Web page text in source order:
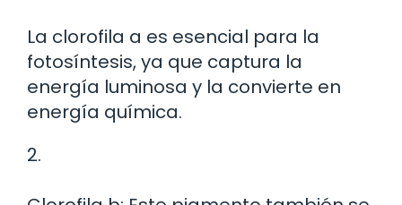
La clorofila a es esencial para la
fotosíntesis, ya que captura la
energía luminosa y la convierte en
energía química.
2.